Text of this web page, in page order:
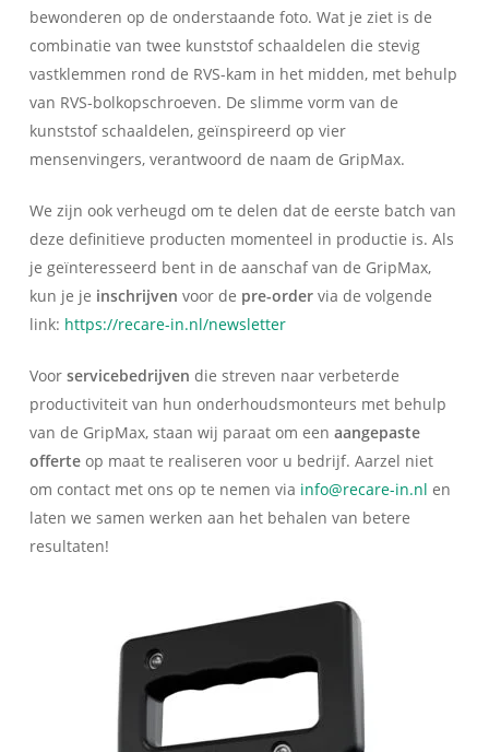
bewonderen op de onderstaande foto. Wat je ziet is de
combinatie van twee kunststof schaaldelen die stevig
vastklemmen rond de RVS-kam in het midden, met behulp
van RVS-bolkopschroeven. De slimme vorm van de
kunststof schaaldelen, geïnspireerd op vier
mensenvingers, verantwoord de naam de GripMax.
We zijn ook verheugd om te delen dat de eerste batch van
deze definitieve producten momenteel in productie is. Als
je geïnteresseerd bent in de aanschaf van de GripMax,
kun je je inschrijven voor de pre-order via de volgende
link: https://recare-in.nl/newsletter
Voorservicebedrijven die streven naar verbeterde
productiviteit van hun onderhoudsmonteurs met behulp
van de GripMax, staan wij paraat om eenaangepaste
offerte op maat te realiseren voor u bedrijf. Aarzel niet
om contact met ons op te nemen via info@recare-in.nl en
laten we samen werken aan het behalen van betere
resultaten!